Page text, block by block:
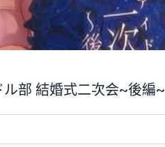
部 結婚式二次会~後編~